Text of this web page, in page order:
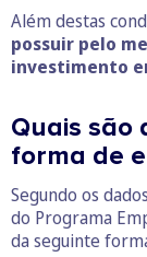
Além destas
possuir pelo
investimento
Quais são
forma de
Segundo os
do Programa
da seguinte